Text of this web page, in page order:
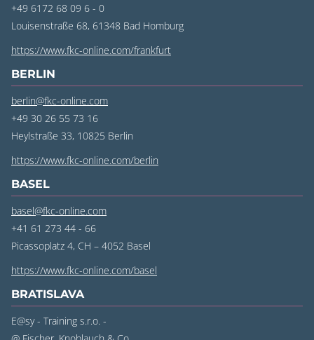
+49 6172 68 09 6 - 0
Louisenstraße 68, 61348 Bad Homburg
https://www.fkc-online.com/frankfurt
BERLIN
berlin@fkc-online.com
+49 30 26 55 73 16
Heylstraße 33, 10825 Berlin
https://www.fkc-online.com/berlin
BASEL
basel@fkc-online.com
+41 61 273 44 - 66
Picassoplatz 4, CH – 4052 Basel
https://www.fkc-online.com/basel
BRATISLAVA
E@sy - Training s.r.o. -